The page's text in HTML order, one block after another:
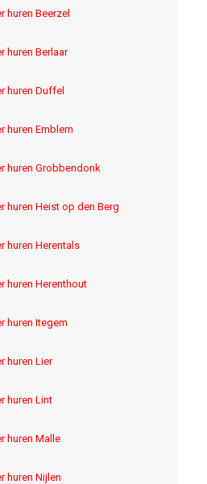
huren Beerzel
huren Berlaar
huren Duffel
huren Emblem
huren Grobbendonk
huren Heist op den Berg
huren Herentals
huren Herenthout
huren Itegem
huren Lier
huren Lint
huren Malle
huren Nijlen